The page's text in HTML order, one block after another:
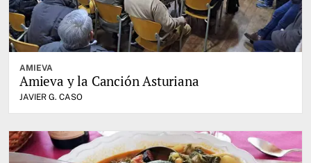
AMIEVA
Amieva y la Canción Asturiana
JAVIER G. CASO